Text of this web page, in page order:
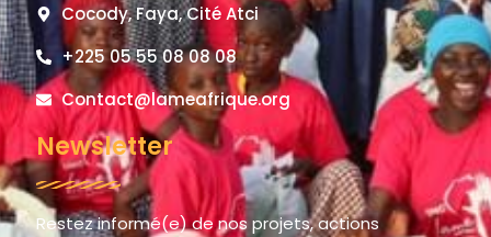
Cocody, Faya, Cité Atci
+225 05 55 08 08 08
Contact@lameafrique.org
Newsletter
Restez informé(e) de nos projets, actions